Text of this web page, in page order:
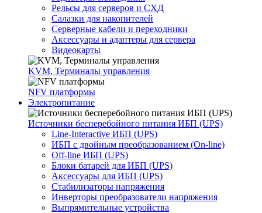
Рельсы для серверов и СХД
Салазки для накопителей
Серверные кабели и переходники
Аксессуары и адаптеры для сервера
Видеокарты
KVM, Терминалы управления
NFV платформы
Электропитание
Источники бесперебойного питания ИБП (UPS)
Line-Interactive ИБП (UPS)
ИБП с двойным преобразованием (On-line)
Off-line ИБП (UPS)
Блоки батарей для ИБП (UPS)
Аксессуары для ИБП (UPS)
Стабилизаторы напряжения
Инверторы преобразователи напряжения
Выпрямительные устройства